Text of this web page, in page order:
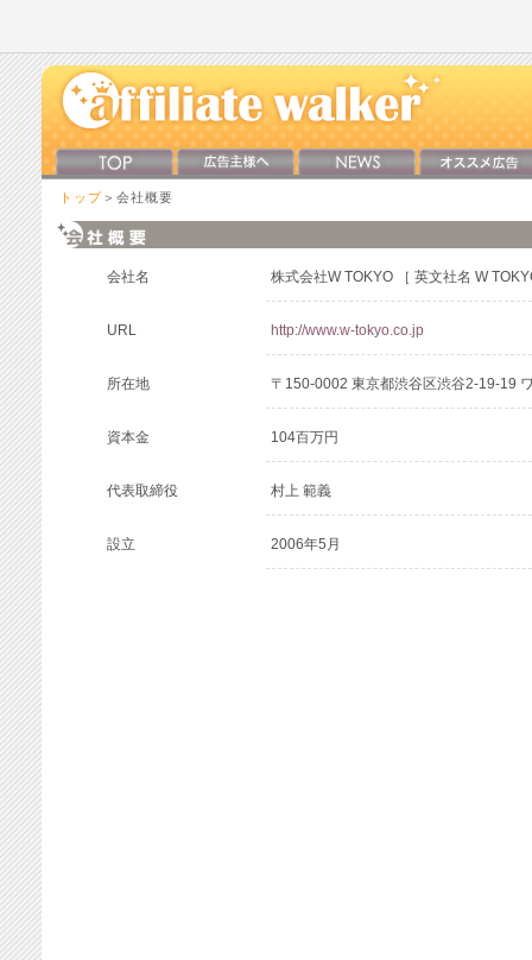
トップ ＞会社概要
会社名 株式会社W TOKYO ［ 英文社名 W
URL http://www.w-tokyo.co.jp
所在地 〒150-0002 東京都渋谷区渋谷2-19-19
資本金 104百万円
代表取締役 村上 範義
設立 2006年5月